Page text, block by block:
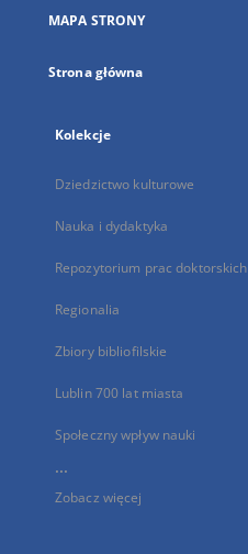
karcie
MAPA STRONY
Strona główna
Kolekcje
Dziedzictwo kulturowe
Nauka i dydaktyka
Repozytorium prac doktorskich
Regionalia
Zbiory bibliofilskie
Lublin 700 lat miasta
Społeczny wpływ nauki
...
Zobacz więcej